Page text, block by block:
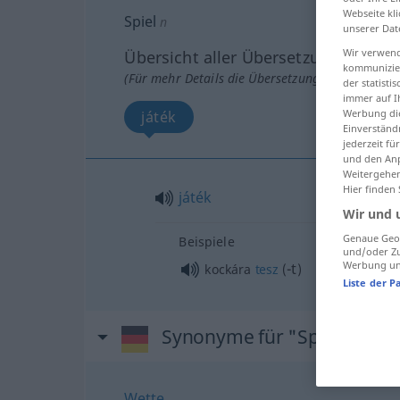
Spiel n
Übersicht aller Übersetzungen
(Für mehr Details die Übersetzung anklicken/
játék
játék
Beispiele
kockára tesz (-t)
Synonyme für "Spiel"
Webseite
unserer
Wir
der
immer auf
Werbung
jederzeit
und den
Hier finden
Wir und
Genaue
und/oder
Werbung
Liste der